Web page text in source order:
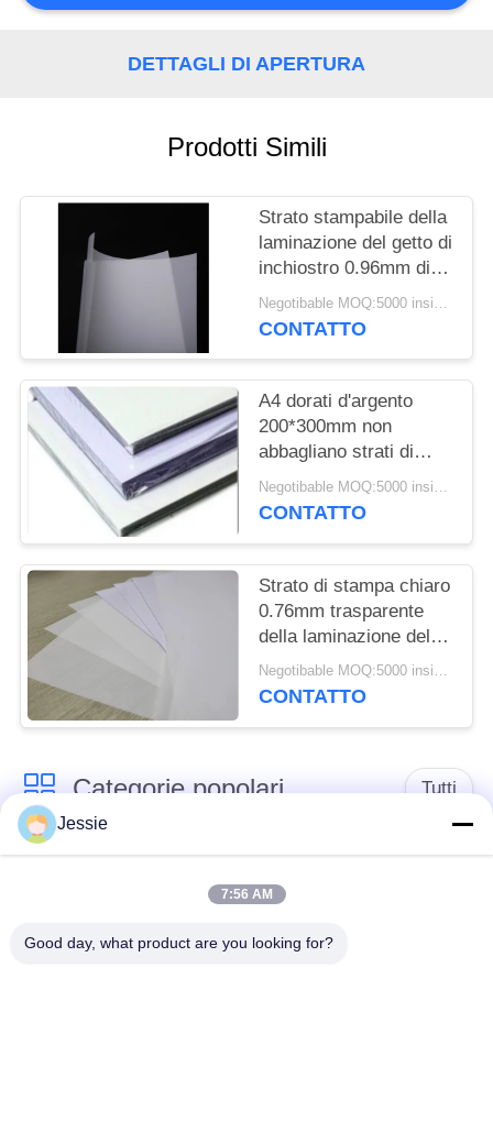
PREVENTIVO
PRIVACY
POLICY
DETTAGLI DI APERTURA
Prodotti Simili
Strato stampabile della
laminazione del getto di
inchiostro 0.96mm di
adesione dell'inchiostro
non
Negotibable MOQ:5000 insiemi (3 strati per strato)
CONTATTO
A4 dorati d'argento
200*300mm non
abbagliano strati di
laminazione
Negotibable MOQ:5000 insiemi (3 strati per strato)
CONTATTO
Strato di stampa chiaro
0.76mm trasparente
della laminazione del
PVC di 0.24mm non
Negotibable MOQ:5000 insiemi (3 strati per strato)
CONTATTO
Categorie popolari Tutti
Materiale di Smart
Materiale della carta
del PVC
Strati stampabili del
Jessie
7:56 AM
Good day, what product are you looking for?